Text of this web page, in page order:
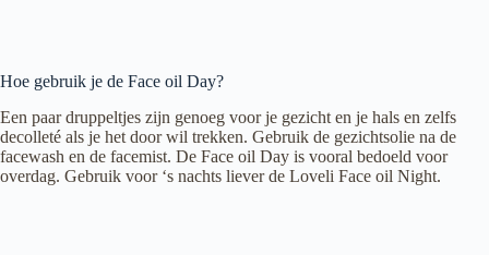
Hoe gebruik je de Face oil Day?
Een paar druppeltjes zijn genoeg voor je gezicht en je hals en zelfs
decolleté als je het door wil trekken. Gebruik de gezichtsolie na de
facewash en de facemist. De Face oil Day is vooral bedoeld voor
overdag. Gebruik voor ‘s nachts liever de Loveli Face oil Night.